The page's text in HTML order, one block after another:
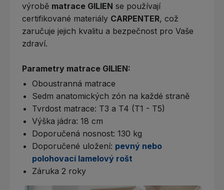
výrobě matrace GILIEN se používají
certifikované materiály CARPENTER, což
zaručuje jejich kvalitu a bezpečnost pro Vaše
zdraví.
Parametry matrace GILIEN:
Oboustranná matrace
Sedm anatomických zón na každé straně
Tvrdost matrace: T3 a T4 (T1 - T5)
Výška jádra: 18 cm
Doporučená nosnost: 130 kg
Doporučené uložení: pevný nebo
polohovací lamelový rošt
Záruka 2 roky